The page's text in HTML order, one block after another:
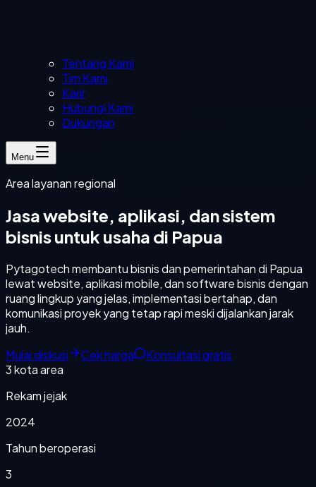
Tentang Kami
Tim Kami
Karir
Hubungi Kami
Dukungan
Menu
Area layanan regional
Jasa website, aplikasi, dan sistem
bisnis untuk usaha di Papua
Pytagotech membantu bisnis dan pemerintahan di Papua
lewat website, aplikasi mobile, dan software bisnis dengan
ruang lingkup yang jelas, implementasi bertahap, dan
komunikasi proyek yang tetap rapi meski dijalankan jarak
jauh.
Mulai diskusi
Cek harga
Konsultasi gratis
3kota area
Rekam jejak
2024
Tahun beroperasi
3